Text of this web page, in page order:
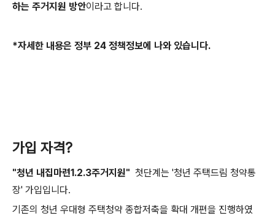
하는 주거지원 방안이라고 합니다.
*자세한 내용은 정부 24 정책정보에 나와 있습니다.
가입 자격?
"청년 내집마련1.2.3주거지원" 첫단계는 '청년 주택드림 청약통
장' 가입입니다.
기존의 청년 우대형 주택청약 종합저축을 확대 개편을 진행하였